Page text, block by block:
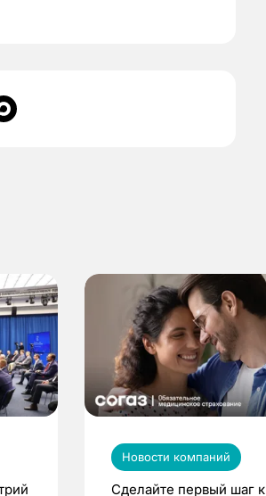
Новости компаний
Сделайте первый шаг к